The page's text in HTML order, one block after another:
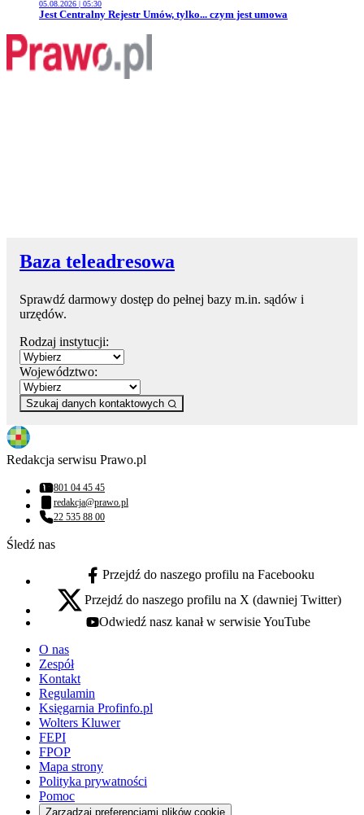
05.08.2026 | 05:30
Przejdź do artykułu:
Jest Centralny Rejestr Umów, tylko... czym jest umowa
Baza teleadresowa
Sprawdź darmowy dostęp do pełnej bazy m.in. sądów i
urzędów.
Rodzaj instytucji:
Województwo:
Szukaj danych kontaktowych
Redakcja serwisu Prawo.pl
Numer telefonu:
801 04 45 45
Adres email:
redakcja@prawo.pl
Numer telefonu:
22 535 88 00
Śledź nas
facebook - otwiera się w nowej karcie
Przejdź do naszego profilu na Facebooku
x - otwiera się w nowej karcie
Przejdź do naszego profilu na X (dawniej Twitter)
youtube - otwiera się w nowej karcie
Odwiedź nasz kanał w serwisie YouTube
O nas
Zespół
Kontakt
Regulamin
Księgarnia Profinfo.pl
Wolters Kluwer
FEPI
FPOP
Mapa strony
Polityka prywatności
Pomoc
Zarządzaj preferencjami plików cookie